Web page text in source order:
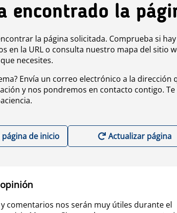
encontrado la
la página solicitada. Comprueba si hay
en la URL o consulta nuestro mapa del sitio
necesites.
Envía un correo electrónico a la dirección
y nos pondremos en contacto contigo. Te
página de inicio Actualizar página
comentarios nos serán muy útiles durante el